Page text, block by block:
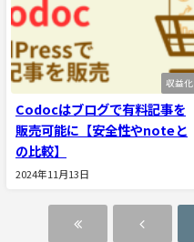
収益化
Codocはブログで有料記事を
販売可能に【安全性やnoteと
の比較】
2024年11月13日